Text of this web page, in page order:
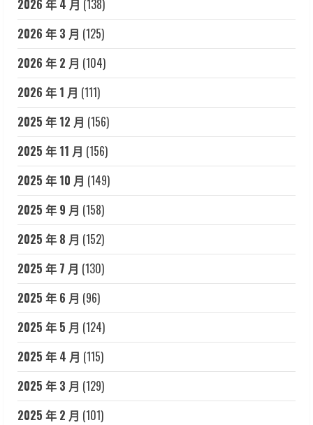
2026 年 4 月 (138)
2026 年 3 月 (125)
2026 年 2 月 (104)
2026 年 1 月 (111)
2025 年 12 月 (156)
2025 年 11 月 (156)
2025 年 10 月 (149)
2025 年 9 月 (158)
2025 年 8 月 (152)
2025 年 7 月 (130)
2025 年 6 月 (96)
2025 年 5 月 (124)
2025 年 4 月 (115)
2025 年 3 月 (129)
2025 年 2 月 (101)